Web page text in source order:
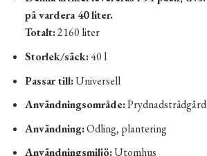
på vardera 40 liter.
Totalt:2160 liter
Storlek/säck:40 l
Passar till:Universell
Användningsområde:Prydnadsträdgård
Användning:Odling, plantering
Användningsmiljö:Utomhus